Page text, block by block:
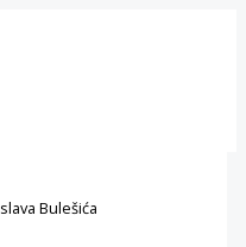
Bulešića